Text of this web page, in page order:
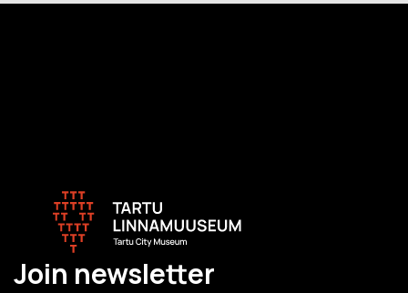
Join newsletter